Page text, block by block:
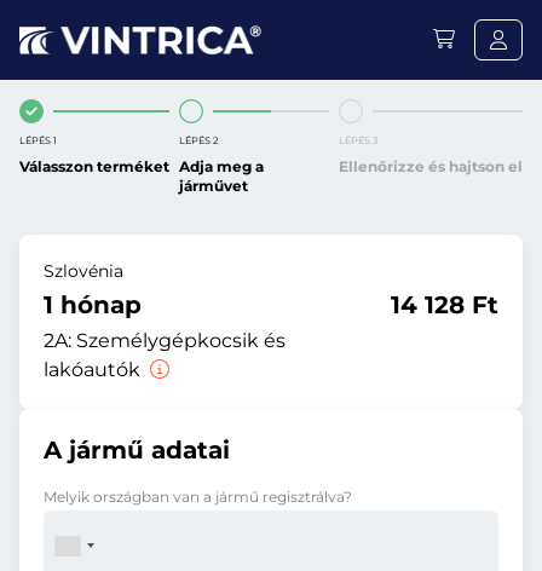
LÉPÉS 1
Válasszon terméket
LÉPÉS 2
Adja meg a
járművet
LÉPÉS 3
Ellenőrizze és hajtson el
Szlovénia
1 hónap
2A: Személygépkocsik és
lakóautók
14 128 Ft
A jármű adatai
Melyik országban van a jármű regisztrálva?